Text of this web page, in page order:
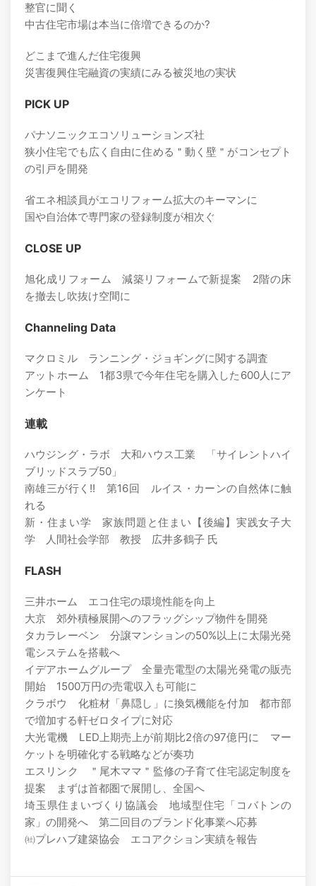
整官に聞く
中古住宅市場は本当に倍増できるのか?
どこまで進んだ住宅復興
災害復興住宅融資の実績にみる被災地の実状
PICK UP
パナソニックエコソリューションズ社
狭小住宅でも広く自由に住める＂動く壁＂がコンセプト
の引戸を開発
省エネ相談員がエコリフォーム拡大のキーマンに
国や自治体で専門家の登録制度が相次ぐ
CLOSE UP
旭化成リフォーム 減築リフォームで新提案 2階の床
を撤去し吹抜け空間に
Channeling Data
マクロミル ランニング・ジョギングに関する調査
アットホーム 1都3県で今年住宅を購入した600人にア
ンケート
連載
ハウジング・ラボ 大和ハウス工業 「サイレントハイ
ブリッドスラブ50」
南雄三が行く!! 第16回 ルイス・カーンの自然体に触
れる
新・住まい学 家族問題と住まい【後編】実践女子大
学 人間社会学部 教授 広井多鶴子 氏
FLASH
三井ホーム エコ住宅の環境性能を向上
大京 郊外積極展開へのフラッグシップ物件を開発
タカラレーベン 分譲マンションの50%以上に太陽光発
電システムを搭載へ
イデアホームグループ 全量売電型の太陽光発電の販売
開始 1500万円の売電収入も可能に
クラボウ 化粧材「鼻隠し」に換気機能を付加 都市部
で増加する軒ゼロタイプに対応
大光電機 LED上期売上が前期比2倍の97億円に マー
ケットを明確化する戦略などが奏功
エスリンク ＂尾木ママ＂監修の子育て住宅認定制度を
提案 まずは首都圏で展開し、全国へ
埼玉県住まいづくり協議会 地域型住宅「コバトンの
家」の開発へ 第二回目のブランド化事業へ応募
㈳プレハブ建築協会 エコアクション実績を報告